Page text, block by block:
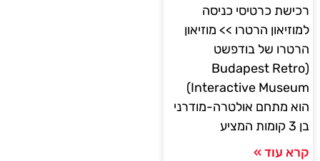
רכישת כרטיסי כניסה
למוזיאון הרטרו >> מוזיאון
הרטרו של בודפשט
(Budapest Retro
Interactive Museum)
הוא מתחם אולטרה-מודרני
בן 3 קומות המציע
קרא עוד »